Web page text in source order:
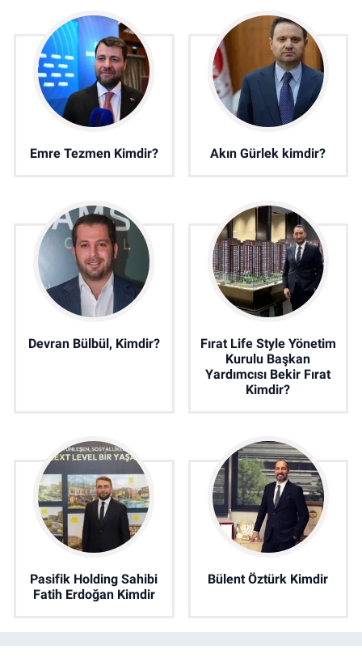
Emre Tezmen Kimdir? Akın Gürlek kimdir?
Devran Bülbül, Kimdir?
Fırat Life Style Yönetim
Kurulu Başkan
Yardımcısı Bekir Fırat
Kimdir?
Pasifik Holding Sahibi
Fatih Erdoğan Kimdir
Bülent Öztürk Kimdir